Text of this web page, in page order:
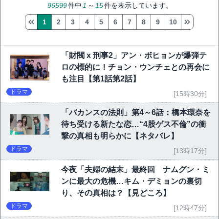
96599件中1 ～ 15件を表示しています。
1 2 3 4 5 6 7 8 9 10
「財閥 x 刑事2」アン・ボヒョンが爆弾テ
ロの標的に！チョン・ウンチェとの再会に
も注目【第1話第2話】
ドラマ [15時30分]
「バカンスの法則」第4～6話：橋本環奈を
待ち受ける新たな恋…“4股ゲス不倫”の衝
撃の真相も明らかに【ネタバレ】
ドラマ [13時17分]
今夜「夫婦の結末」最終回 ナムグン・ミ
ンに最大の危機…キム・デミョンの裏切
り、その真相は？【見どころ】
ドラマ [12時47分]